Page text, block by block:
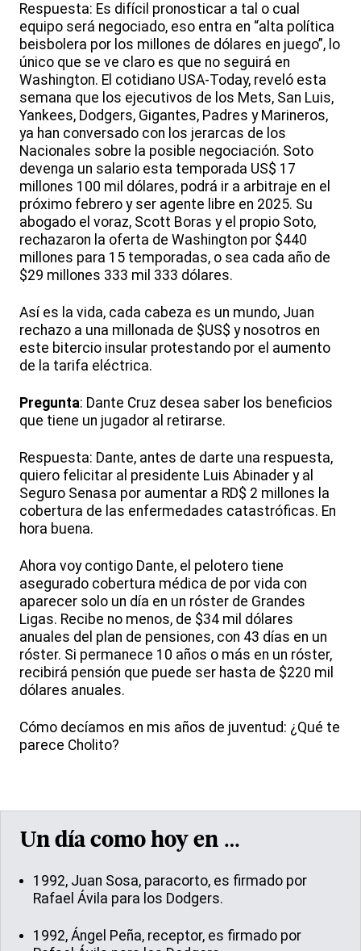
Respuesta: Es difícil pronosticar a tal o cual
equipo será negociado, eso entra en “alta política
beisbolera por los millones de dólares en juego”, lo
único que se ve claro es que no seguirá en
Washington. El cotidiano USA-Today, reveló esta
semana que los ejecutivos de los Mets, San Luis,
Yankees, Dodgers, Gigantes, Padres y Marineros,
ya han conversado con los jerarcas de los
Nacionales sobre la posible negociación. Soto
devenga un salario esta temporada US$ 17
millones 100 mil dólares, podrá ir a arbitraje en el
próximo febrero y ser agente libre en 2025. Su
abogado el voraz, Scott Boras y el propio Soto,
rechazaron la oferta de Washington por $440
millones para 15 temporadas, o sea cada año de
$29 millones 333 mil 333 dólares.
Así es la vida, cada cabeza es un mundo, Juan
rechazo a una millonada de $US$ y nosotros en
este bitercio insular protestando por el aumento
de la tarifa eléctrica.
Pregunta: Dante Cruz desea saber los beneficios
que tiene un jugador al retirarse.
Respuesta: Dante, antes de darte una respuesta,
quiero felicitar al presidente Luis Abinader y al
Seguro Senasa por aumentar a RD$ 2 millones la
cobertura de las enfermedades catastróficas. En
hora buena.
Ahora voy contigo Dante, el pelotero tiene
asegurado cobertura médica de por vida con
aparecer solo un día en un róster de Grandes
Ligas. Recibe no menos, de $34 mil dólares
anuales del plan de pensiones, con 43 días en un
róster. Si permanece 10 años o más en un róster,
recibirá pensión que puede ser hasta de $220 mil
dólares anuales.
Cómo decíamos en mis años de juventud: ¿Qué te
parece Cholito?
Un día como hoy en …
1992, Juan Sosa, paracorto, es firmado por
Rafael Ávila para los Dodgers.
1992, Ángel Peña, receptor, es firmado por